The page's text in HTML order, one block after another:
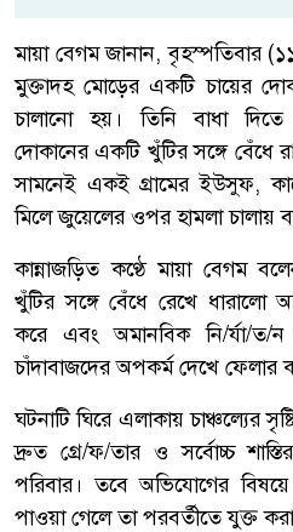
মায়া বেগম জানান, বৃহস্পতিবার
মুক্তাদহ মোড়ের একটি চায়ের
চালানো হয়। তিনি বাধা দিতে
দোকানের একটি খুঁটির সঙ্গে বেঁধে
সামনেই একই গ্রামের ইউসুফ,
মিলে জুয়েলের ওপর হামলা চালায়
কান্নাজড়িত কণ্ঠে মায়া বেগম
খুঁটির সঙ্গে বেঁধে রেখে ধারালো
করে এবং অমানবিক নি/র্যা/ত/ন
চাঁদাবাজদের অপকর্ম দেখে ফেলার
ঘটনাটি ঘিরে এলাকায় চাঞ্চল্যের
দ্রুত গ্রে/ফ/তার ও সর্বোচ্চ
পরিবার। তবে অভিযোগের
পাওয়া গেলে তা পরবর্তীতে যুক্ত